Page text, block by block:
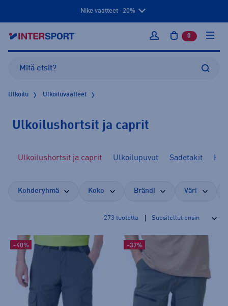
Nike vaatteet -20%
Kirjaudu sisään
0 tuotetta
Ulkoilu Ulkoiluvaatteet
Ulkoilushortsit ja caprit
Ulkoilushortsit ja caprit Ulkoilupuvut Sadetakit
Kohderyhmä Koko Brändi Väri
273 tuotetta
-40% -37%